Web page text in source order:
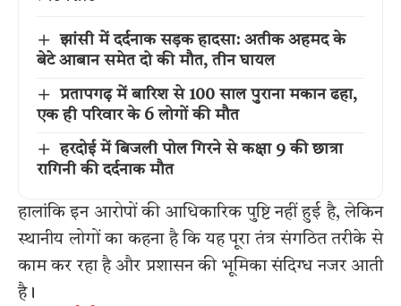
झांसी में दर्दनाक सड़क हादसा: अतीक अहमद के
बेटे आबान समेत दो की मौत, तीन घायल
प्रतापगढ़ में बारिश से 100 साल पुराना मकान ढहा,
एक ही परिवार के 6 लोगों की मौत
हरदोई में बिजली पोल गिरने से कक्षा 9 की छात्रा
रागिनी की दर्दनाक मौत
हालांकि इन आरोपों की आधिकारिक पुष्टि नहीं हुई है, लेकिन
स्थानीय लोगों का कहना है कि यह पूरा तंत्र संगठित तरीके से
काम कर रहा है और प्रशासन की भूमिका संदिग्ध नजर आती
है।